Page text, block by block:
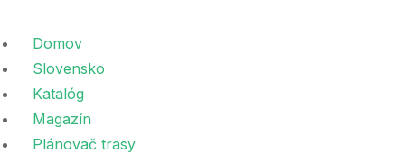
Domov
Slovensko
Katalóg
Magazín
Plánovač trasy